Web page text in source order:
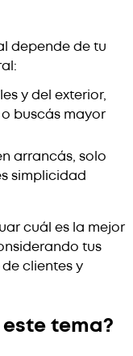
depende de tu
y del exterior,
buscás mayor
arrancás, solo
simplicidad
cuál es la mejor
tus
clientes y
tema?